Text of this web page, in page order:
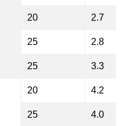
20 2.7
25 2.8
25 3.3
20 4.2
25 4.0